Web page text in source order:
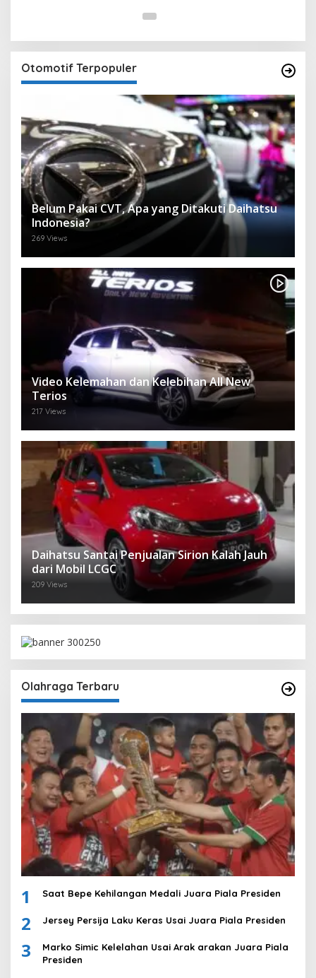
Otomotif Terpopuler
Belum Pakai CVT, Apa yang Ditakuti Daihatsu
Indonesia?
269 Views
Video Kelemahan dan Kelebihan All New
Terios
217 Views
Daihatsu Santai Penjualan Sirion Kalah Jauh
dari Mobil LCGC
209 Views
Olahraga Terbaru
1 Saat Bepe Kehilangan Medali Juara Piala Presiden
2 Jersey Persija Laku Keras Usai Juara Piala Presiden
3
Marko Simic Kelelahan Usai Arak arakan Juara Piala
Presiden